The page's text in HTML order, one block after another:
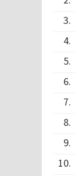
3.
4.
5.
6.
7.
8.
9.
10.